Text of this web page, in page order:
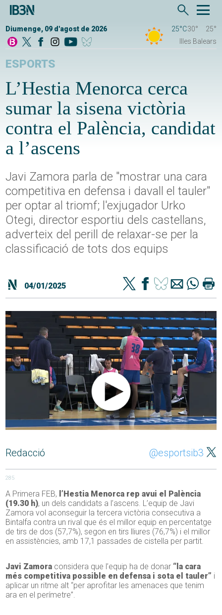
Diumenge, 09 d'agost de 2026 25°C30°
25°
Illes Balears
ESPORTS
L’Hestia Menorca cerca
sumar la sisena victòria
contra el Palència, candidat
a l’ascens
Javi Zamora parla de "mostrar una cara
competitiva en defensa i davall el tauler"
per optar al triomf; l'exjugador Urko
Otegi, director esportiu dels castellans,
adverteix del perill de relaxar-se per la
classificació de tots dos equips
04/01/2025
Redacció @esportsib3
285
A Primera FEB, l’Hestia Menorca rep avui el Palència
(19.30 h), un dels candidats a l’ascens. L’equip de Javi
Zamora vol aconseguir la tercera victòria consecutiva a
Bintalfa contra un rival que és el millor equip en percentatge
de tirs de dos (57,7%), segon en tirs lliures (76,7%) i el millor
en assistències, amb 17,1 passades de cistella per partit.
Javi Zamora considera que l’equip ha de donar “la cara
més competitiva possible en defensa i sota el tauler” i
aplicar un ritme alt “per aprofitar les amenaces que tenim
ara en el perímetre”.